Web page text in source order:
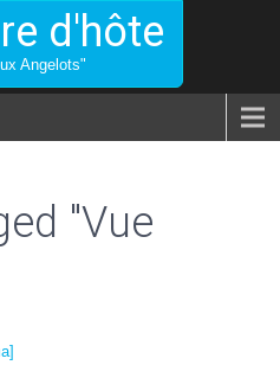
d'hôte
Angelots"
"Vue